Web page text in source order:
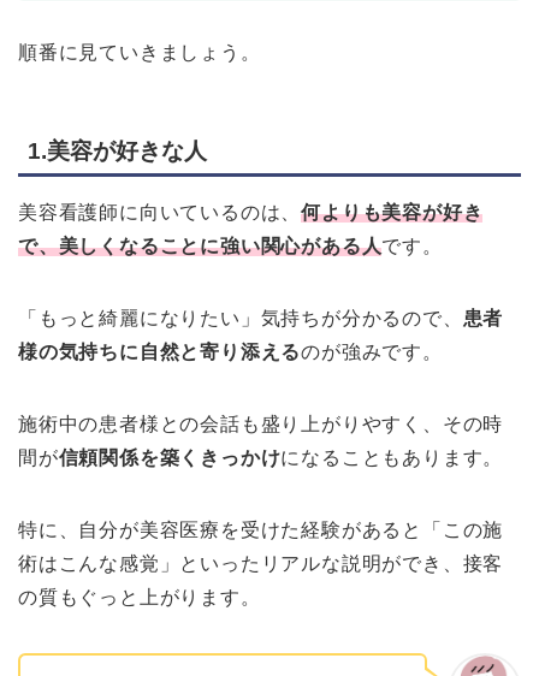
順番に見ていきましょう。
1.美容が好きな人
美容看護師に向いているのは、何よりも美容が好き
で、美しくなることに強い関心がある人です。
「もっと綺麗になりたい」気持ちが分かるので、 患者
様の気持ちに自然と寄り添えるのが強みです。
施術中の患者様との会話も盛り上がりやすく、その時
間が信頼関係を築くきっかけになることもあります。
特に、自分が美容医療を受けた経験があると「この施
術はこんな感覚」といったリアルな説明ができ、接客
の質もぐっと上がります。